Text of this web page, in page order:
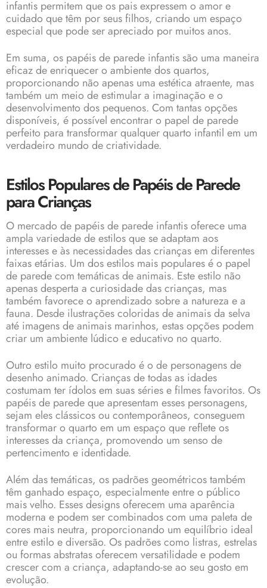
infantis permitem que os pais expressem o amor e
cuidado que têm por seus filhos, criando um espaço
especial que pode ser apreciado por muitos anos.
Em suma, os papéis de parede infantis são uma maneira
eficaz de enriquecer o ambiente dos quartos,
proporcionando não apenas uma estética atraente, mas
também um meio de estimular a imaginação e o
desenvolvimento dos pequenos. Com tantas opções
disponíveis, é possível encontrar o papel de parede
perfeito para transformar qualquer quarto infantil em um
verdadeiro mundo de criatividade.
Estilos Populares de Papéis de Parede
para Crianças
O mercado de papéis de parede infantis oferece uma
ampla variedade de estilos que se adaptam aos
interesses e às necessidades das crianças em diferentes
faixas etárias. Um dos estilos mais populares é o papel
de parede com temáticas de animais. Este estilo não
apenas desperta a curiosidade das crianças, mas
também favorece o aprendizado sobre a natureza e a
fauna. Desde ilustrações coloridas de animais da selva
até imagens de animais marinhos, estas opções podem
criar um ambiente lúdico e educativo no quarto.
Outro estilo muito procurado é o de personagens de
desenho animado. Crianças de todas as idades
costumam ter ídolos em suas séries e filmes favoritos. Os
papéis de parede que apresentam esses personagens,
sejam eles clássicos ou contemporâneos, conseguem
transformar o quarto em um espaço que reflete os
interesses da criança, promovendo um senso de
pertencimento e identidade.
Além das temáticas, os padrões geométricos também
têm ganhado espaço, especialmente entre o público
mais velho. Esses designs oferecem uma aparência
moderna e podem ser combinados com uma paleta de
cores mais neutra, proporcionando um equilíbrio ideal
entre estilo e diversão. Os padrões como listras, estrelas
ou formas abstratas oferecem versatilidade e podem
crescer com a criança, adaptando-se ao seu gosto em
evolução.